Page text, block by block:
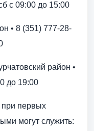
с 09:00 до 15:00
• 8 (351) 777-28-
район •
до 19:00
при первых
могут служить: